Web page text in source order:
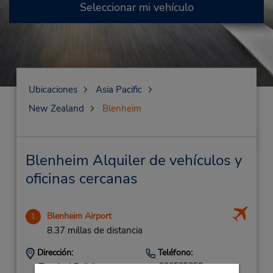
Seleccionar mi vehículo
Ubicaciones
Asia Pacific
New Zealand
Blenheim
Blenheim Alquiler de vehículos y
oficinas cercanas
1 Blenheim Airport
8.37 millas de distancia
Dirección:
Terminal Building,
Teléfono:
800585858